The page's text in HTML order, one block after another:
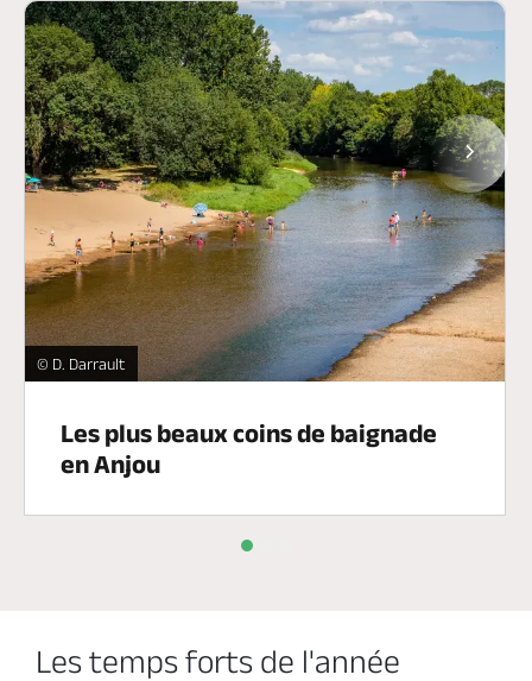
Baignade dans le Louet à Rochefort sur Loire -
© D. Darrault
Les plus beaux coins de baignade
en Anjou
Les temps forts de l'année